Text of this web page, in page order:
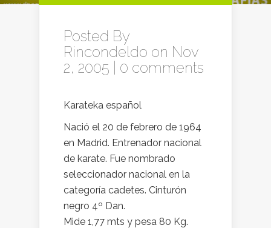
Posted By
Rincondeldo on Nov
2, 2005 | 0 comments
Karateka español
Nació el 20 de febrero de 1964
en Madrid. Entrenador nacional
de karate. Fue nombrado
seleccionador nacional en la
categoría cadetes. Cinturón
negro 4º Dan.
Mide 1,77 mts y pesa 80 Kg.